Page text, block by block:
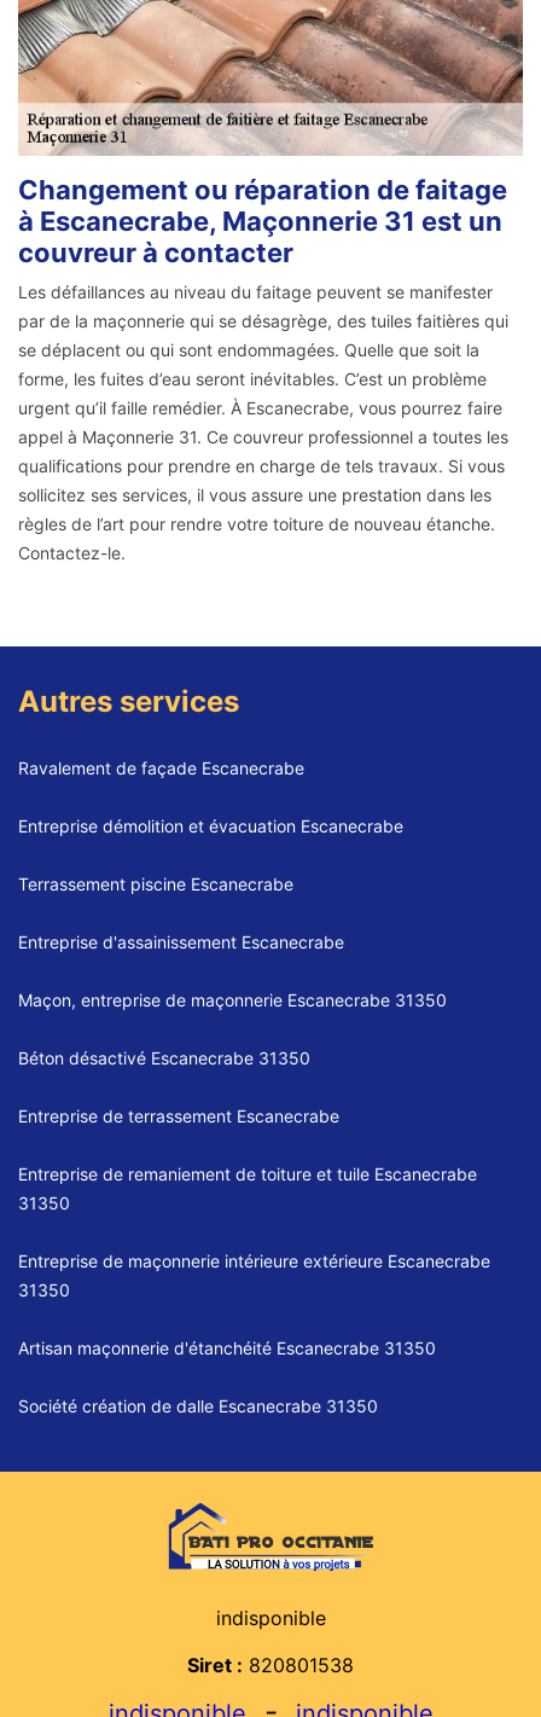
Changement ou réparation de faitage
à Escanecrabe, Maçonnerie 31 est un
couvreur à contacter
Les défaillances au niveau du faitage peuvent se manifester
par de la maçonnerie qui se désagrège, des tuiles faitières qui
se déplacent ou qui sont endommagées. Quelle que soit la
forme, les fuites d’eau seront inévitables. C’est un problème
urgent qu’il faille remédier. À Escanecrabe, vous pourrez faire
appel à Maçonnerie 31. Ce couvreur professionnel a toutes les
qualifications pour prendre en charge de tels travaux. Si vous
sollicitez ses services, il vous assure une prestation dans les
règles de l’art pour rendre votre toiture de nouveau étanche.
Contactez-le.
Autres services
Ravalement de façade Escanecrabe
Entreprise démolition et évacuation Escanecrabe
Terrassement piscine Escanecrabe
Entreprise d'assainissement Escanecrabe
Maçon, entreprise de maçonnerie Escanecrabe 31350
Béton désactivé Escanecrabe 31350
Entreprise de terrassement Escanecrabe
Entreprise de remaniement de toiture et tuile Escanecrabe
31350
Entreprise de maçonnerie intérieure extérieure Escanecrabe
31350
Artisan maçonnerie d'étanchéité Escanecrabe 31350
Société création de dalle Escanecrabe 31350
indisponible
Siret : 820801538